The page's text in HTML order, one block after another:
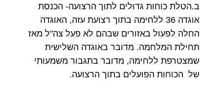
ב.הטלת כוחות גדולים לתוך הרצועה- הכנסת
אוגדה 36 ללחימה בתוך רצועת עזה, האוגדה
החלה לפעול באזורים שבהם לא פעל צה"ל מאז
תחילת המלחמה. מדובר באוגדה השלישית
שמצטרפת ללחימה, מדובר בתגבור משמעותי
של הכוחות הפועלים בתוך הרצועה.